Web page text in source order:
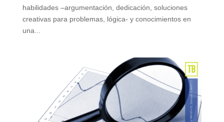
habilidades –argumentación, dedicación, soluciones
creativas para problemas, lógica- y conocimientos en
una...